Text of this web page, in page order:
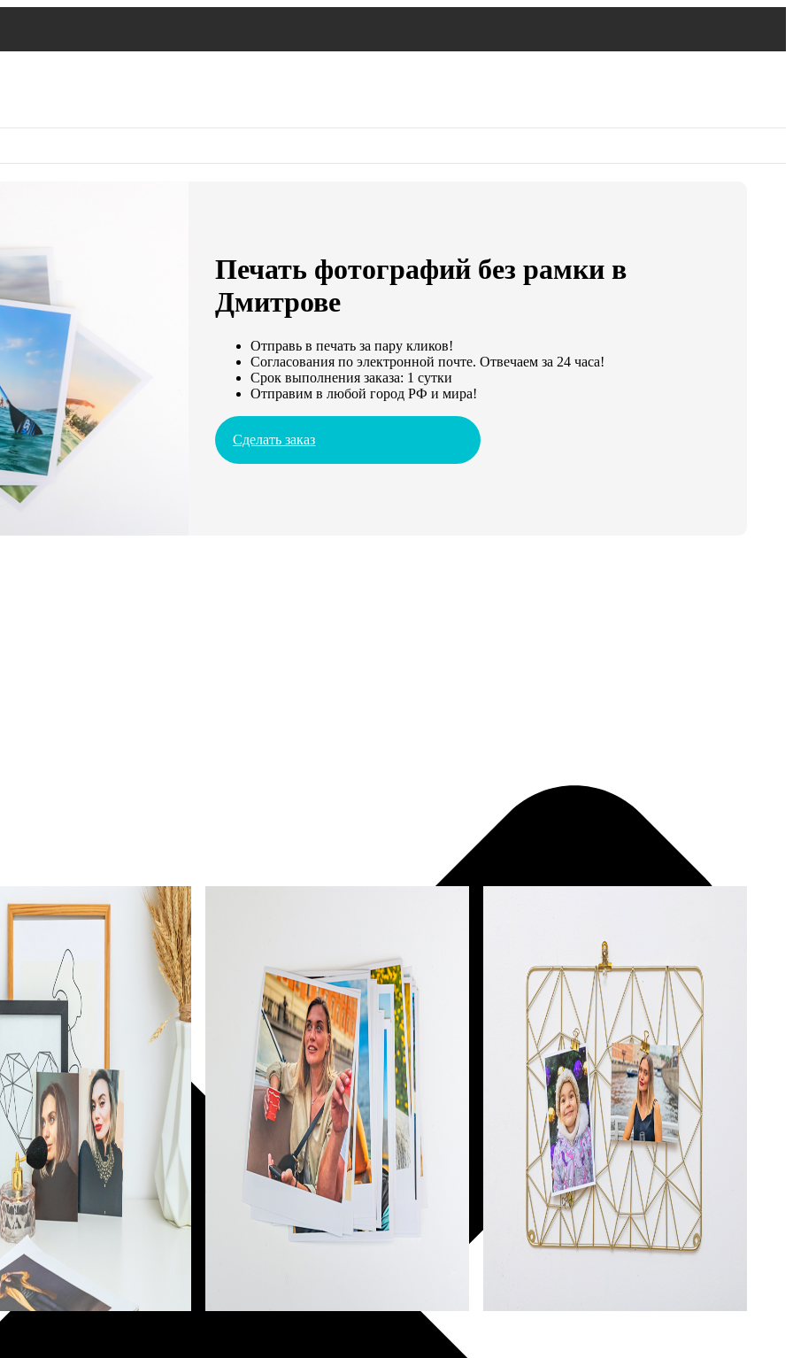
Печать фотографий без рамки в
Дмитрове
Отправь в печать за пару кликов!
Согласования по электронной почте. Отвечаем за 24 часа!
Срок выполнения заказа: 1 сутки
Отправим в любой город РФ и мира!
Сделать заказ